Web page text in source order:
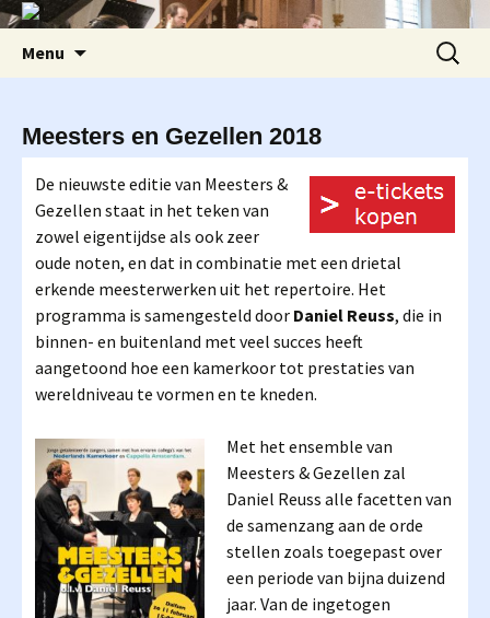
Menu
Zoeken
naar:
Meesters en Gezellen 2018
De nieuwste editie van Meesters &
Gezellen staat in het teken van
zowel eigentijdse als ook zeer
oude noten, en dat in combinatie met een drietal
erkende meesterwerken uit het repertoire. Het
programma is samengesteld door Daniel Reuss, die in
binnen- en buitenland met veel succes heeft
aangetoond hoe een kamerkoor tot prestaties van
wereldniveau te vormen en te kneden.
Met het ensemble van
Meesters & Gezellen zal
Daniel Reuss alle facetten van
de samenzang aan de orde
stellen zoals toegepast over
een periode van bijna duizend
jaar. Van de ingetogen